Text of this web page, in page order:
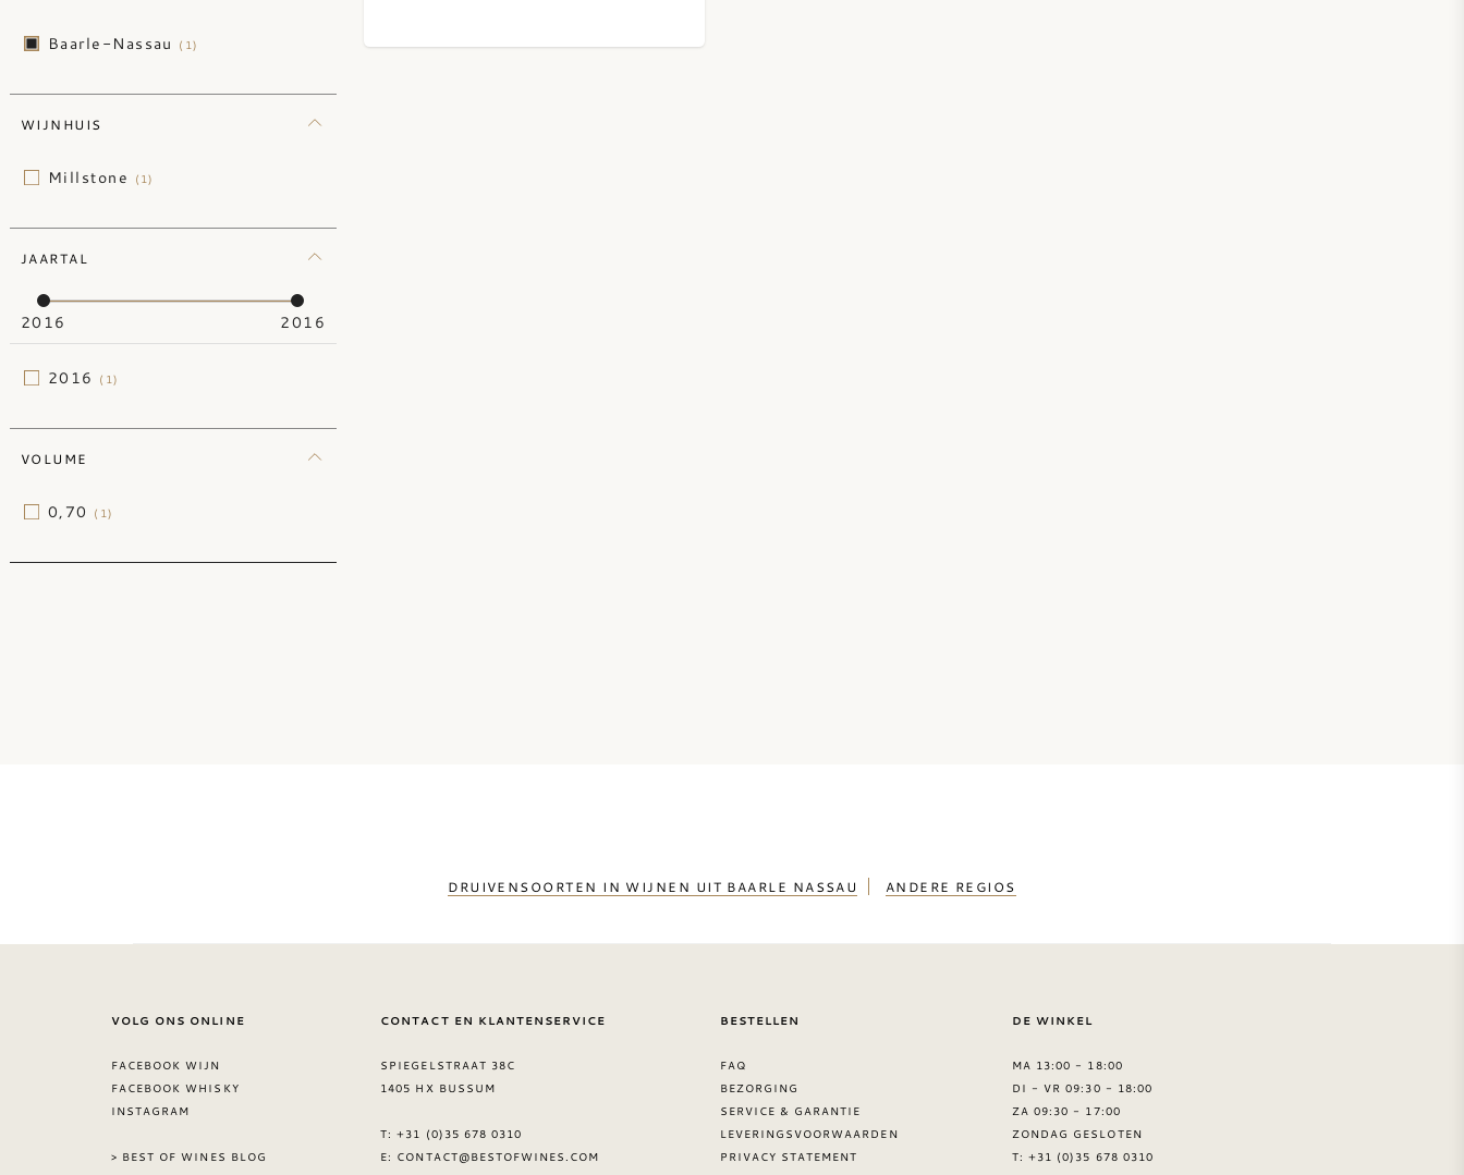
Engeland(5)
Israël
Baarle-Nassau (1)
WIJNHUIS
Millstone (1)
JAARTAL
2016 2016
2016 (1)
VOLUME
0,70 (1)
DRUIVENSOORTEN IN WIJNEN UIT BAARLE NASSAU ANDERE REGIOS
VOLG ONS ONLINE
FACEBOOK WIJN
FACEBOOK WHISKY
INSTAGRAM
> BEST OF WINES BLOG
CONTACT EN KLANTENSERVICE
SPIEGELSTRAAT 38C
1405 HX BUSSUM
T: +31 (0)35 678 0310
E: CONTACT@BESTOFWINES.COM
BESTELLEN
FAQ
BEZORGING
SERVICE & GARANTIE
LEVERINGSVOORWAARDEN
PRIVACY STATEMENT
DE WINKEL
MA 13:00 - 18:00
DI - VR 09:30 - 18:00
ZA 09:30 - 17:00
ZONDAG GESLOTEN
T: +31 (0)35 678 0310